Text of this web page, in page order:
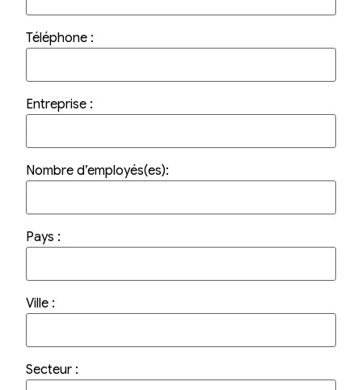
Téléphone :
Entreprise :
Nombre d’employés(es):
Pays :
Ville :
Secteur :